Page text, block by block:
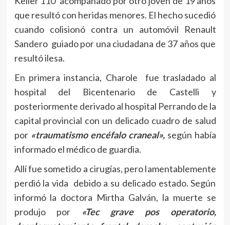
que resultó con heridas menores. El hecho sucedió
cuando colisionó contra un automóvil Renault
Sandero guiado por una ciudadana de 37 años que
resultó ilesa.
En primera instancia, Charole fue trasladado al
hospital del Bicentenario de Castelli y
posteriormente derivado al hospital Perrando de la
capital provincial con un delicado cuadro de salud
por «traumatismo encéfalo craneal»,según había
informado el médico de guardia.
Allí fue sometido a cirugías, pero lamentablemente
perdió la vida debido a su delicado estado. Según
informó la doctora Mirtha Galván, la muerte se
produjo por
«Tec grave pos operatorio,